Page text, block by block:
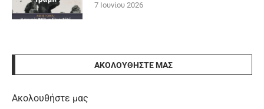
7 Ιουνίου 2026
ΑΚΟΛΟΥΘΉΣΤΕ ΜΑΣ
Ακολουθήστε μας